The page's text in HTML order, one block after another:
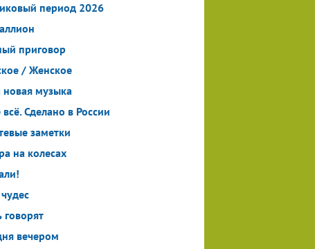
период 2026
приговор
/ Женское
музыка
Сделано в России
заметки
на колесах
говорят
вечером